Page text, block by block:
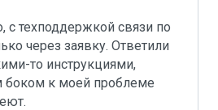
с техподдержкой связи по
через заявку. Ответили
то инструкциями,
боком к моей проблеме